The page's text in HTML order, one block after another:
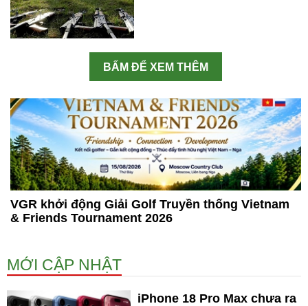
BẤM ĐỂ XEM THÊM
VGR khởi động Giải Golf Truyền thống Vietnam
& Friends Tournament 2026
MỚI CẬP NHẬT
iPhone 18 Pro Max chưa ra